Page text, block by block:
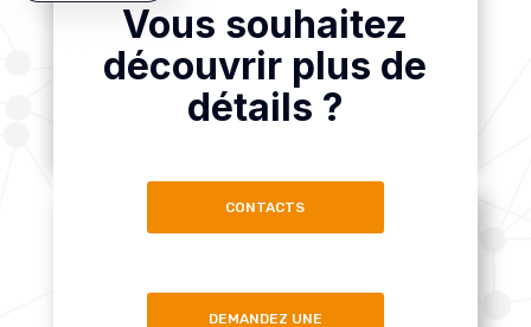
Vous souhaitez
découvrir plus de
détails ?
CONTACTS
DEMANDEZ UNE